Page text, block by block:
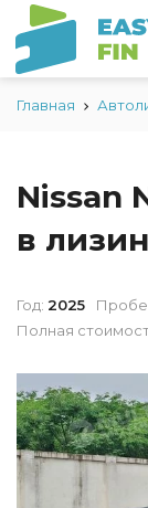
Главная
Nissan
в
Год: 2025
Полная